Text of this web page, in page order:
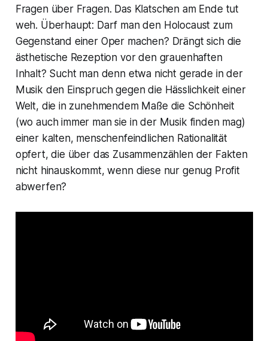
Fragen über Fragen. Das Klatschen am Ende tut
weh. Überhaupt: Darf man den Holocaust zum
Gegenstand einer Oper machen? Drängt sich die
ästhetische Rezeption vor den grauenhaften
Inhalt? Sucht man denn etwa nicht gerade in der
Musik den Einspruch gegen die Hässlichkeit einer
Welt, die in zunehmendem Maße die Schönheit
(wo auch immer man sie in der Musik finden mag)
einer kalten, menschenfeindlichen Rationalität
opfert, die über das Zusammenzählen der Fakten
nicht hinauskommt, wenn diese nur genug Profit
abwerfen?